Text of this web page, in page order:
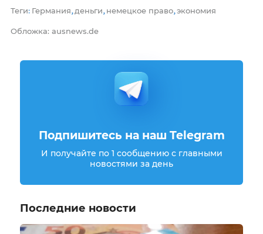
Теги: Германия, деньги, немецкое право,экономия
Обложка: ausnews.de
Подпишитесь на наш Telegram
И получайте по 1 сообщению с главными
новостями за день
Последние новости